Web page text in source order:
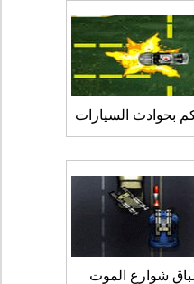
بحوادث السيارات
شوارع الموت